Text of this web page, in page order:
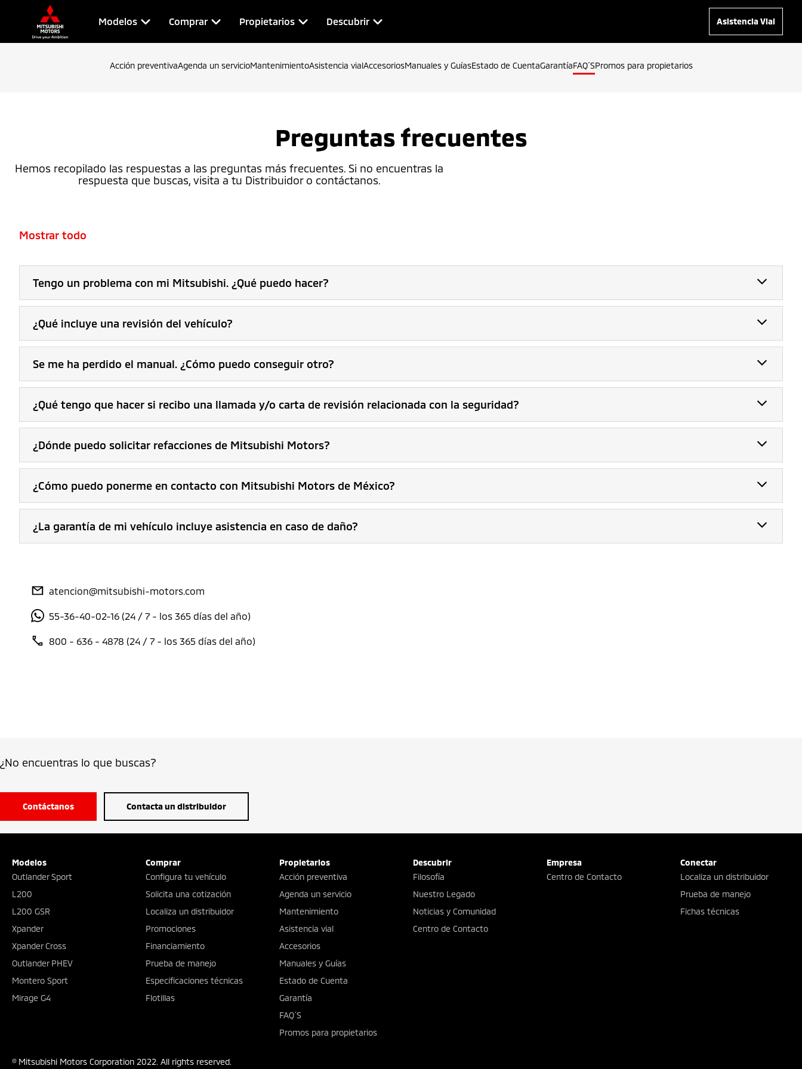
Modelos Comprar Propietarios Descubrir Asistencia Vial
Acción preventivaAgenda un servicioMantenimientoAsistencia vialAccesoriosManuales y GuíasEstado de CuentaGarantíaFAQ´SPromos para propietarios
Preguntas frecuentes
Hemos recopilado las respuestas a las preguntas más frecuentes. Si no encuentras la
respuesta que buscas, visita a tu Distribuidor o contáctanos.
Mostrar todo
Tengo un problema con mi Mitsubishi. ¿Qué puedo hacer?
¿Qué incluye una revisión del vehículo?
Se me ha perdido el manual. ¿Cómo puedo conseguir otro?
¿Qué tengo que hacer si recibo una llamada y/o carta de revisión relacionada con la seguridad?
¿Dónde puedo solicitar refacciones de Mitsubishi Motors?
¿Cómo puedo ponerme en contacto con Mitsubishi Motors de México?
¿La garantía de mi vehículo incluye asistencia en caso de daño?
atencion@mitsubishi-motors.com
55-36-40-02-16 (24 / 7 - los 365 días del año)
800 - 636 - 4878 (24 / 7 - los 365 días del año)
¿No encuentras lo que buscas?
Contáctanos Contacta un distribuidor
Modelos
Outlander Sport
L200
L200 GSR
Xpander
Xpander Cross
Outlander PHEV
Montero Sport
Mirage G4
Comprar
Configura tu vehículo
Solicita una cotización
Localiza un distribuidor
Promociones
Financiamiento
Prueba de manejo
Especificaciones técnicas
Flotillas
Propietarios
Acción preventiva
Agenda un servicio
Mantenimiento
Asistencia vial
Accesorios
Manuales y Guías
Estado de Cuenta
Garantía
FAQ´S
Promos para propietarios
Descubrir
Filosofía
Nuestro Legado
Noticias y Comunidad
Centro de Contacto
Empresa
Centro de Contacto
Conectar
Localiza un distribuidor
Prueba de manejo
Fichas técnicas
© Mitsubishi Motors Corporation 2022. All rights reserved.